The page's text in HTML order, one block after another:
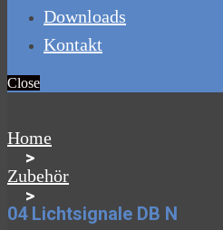
Downloads
Kontakt
Close
Home
>
Zubehör
>
04 Lichtsignale DB N